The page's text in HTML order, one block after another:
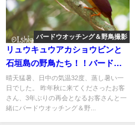
バードウオッチング＆野鳥撮影
リュウキュウアカショウビンと
石垣島の野鳥たち！！バードウ
オッチング＆野鳥撮影ガイド。
晴天猛暑、日中の気温32度、蒸し暑い一
日でした。 昨年秋に来てくださったお客
さん、3年ぶりの再会となるお客さんと一
緒にバードウオッチング＆野...